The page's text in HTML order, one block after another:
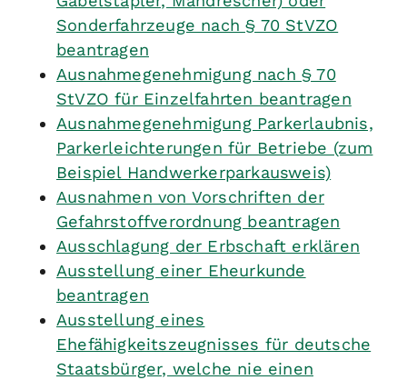
Sonderfahrzeuge nach § 70 StVZO
beantragen
Ausnahmegenehmigung nach § 70
StVZO für Einzelfahrten beantragen
Ausnahmegenehmigung Parkerlaubnis,
Parkerleichterungen für Betriebe (zum
Beispiel Handwerkerparkausweis)
Ausnahmen von Vorschriften der
Gefahrstoffverordnung beantragen
Ausschlagung der Erbschaft erklären
Ausstellung einer Eheurkunde
beantragen
Ausstellung eines
Ehefähigkeitszeugnisses für deutsche
Staatsbürger, welche nie einen